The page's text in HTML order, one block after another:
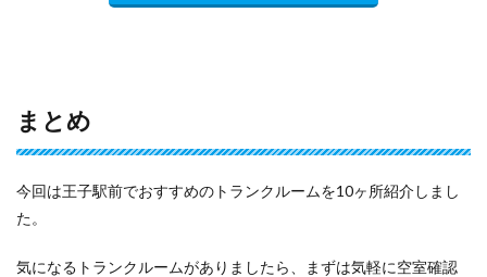
まとめ
今回は王子駅前でおすすめのトランクルームを10ヶ所紹介しまし
た。
気になるトランクルームがありましたら、まずは気軽に空室確認